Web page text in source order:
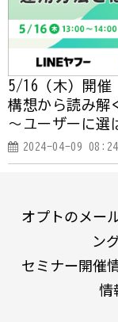
5/16（木）開催
構想から読み解
～ユーザーに選
運用方法とは？」
2024-04-09 08:24
オプトのメー
ン
セミナー開催
情